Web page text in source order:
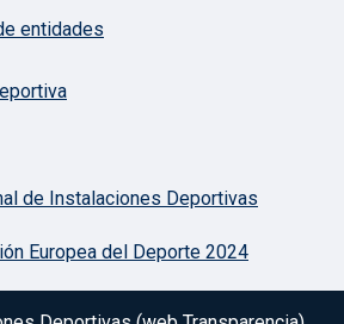
iconos
entidades
de Instalaciones Deportivas
Europea del Deporte 2024